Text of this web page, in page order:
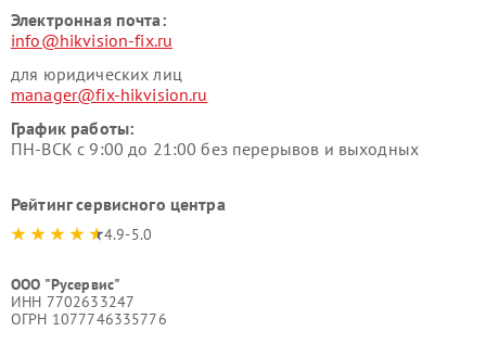
Электронная почта:
info@hikvision-fix.ru
для юридических лиц
manager@fix-hikvision.ru
График работы:
ПН-ВСК с 9:00 до 21:00 без перерывов и выходных
Рейтинг сервисного центра
4.9-5.0
ООО "Русервис"
ИНН 7702633247
ОГРН 1077746335776